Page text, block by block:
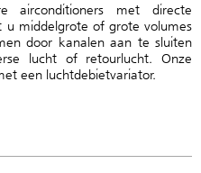
airconditioners met directe
u middelgrote of grote volumes
door kanalen aan te sluiten
lucht of retourlucht. Onze
een luchtdebietvariator.